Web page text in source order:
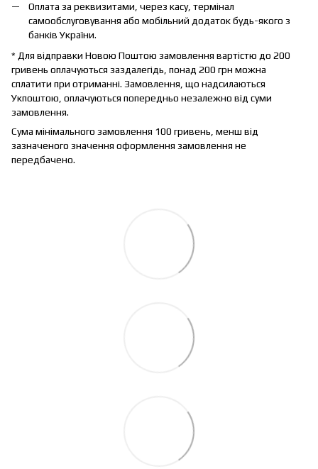
Оплата за реквизитами, через касу, термінал
самообслуговування або мобільний додаток будь-якого з
банків України.
* Для відправки Новою Поштою замовлення вартістю до 200
гривень оплачуються заздалегідь, понад 200 грн можна
сплатити при отриманні. Замовлення, що надсилаються
Укпоштою, оплачуються попередньо незалежно від суми
замовлення.
Сума мінімального замовлення 100 гривень, менш від
зазначеного значення оформлення замовлення не
передбачено.